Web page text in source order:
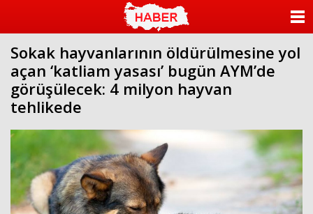
Sokak hayvanlarının öldürülmesine yol
açan ‘katliam yasası’ bugün AYM’de
görüşülecek: 4 milyon hayvan
tehlikede
KATEGORİLER
FOTO GALERİ
VİDEO GALERİ